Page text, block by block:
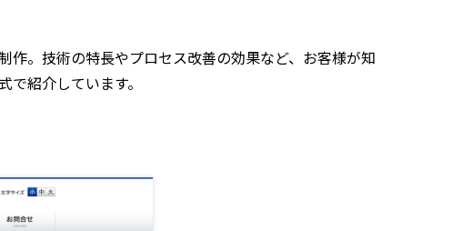
。技術の特長やプロセス改善の効果など、お客様が知
紹介しています。